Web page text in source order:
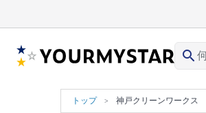
search
トップ 神戸クリーンワークス